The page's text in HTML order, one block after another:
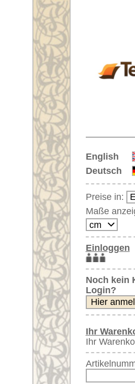
English
Deutsch
Preise in:
Maße anzeigen in:
Einloggen
Noch kein Kunden-
Login?
Ihr Warenkorb:
Ihr Warenkorb ist leer.
Artikelnummer:
Moderne Teppiche
Orientteppiche
Unifarben/ungemustert
Seidenteppiche
Große Teppiche
(über 300x200 cm)
Sehr große XL Teppiche
(über 400x200 cm)
Riesige XXL Teppiche
(über 600x200 cm)
Läufer / Galerien
Runde & ovale Teppiche
Antike Teppiche